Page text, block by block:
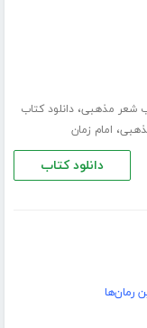
شعر مذهبی،دانلود کتاب
، امام زمان
دانلود کتاب
رمان‌ها